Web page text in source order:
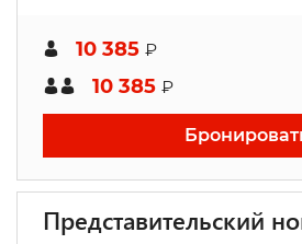
10 385 ₽
10 385 ₽
Представительский